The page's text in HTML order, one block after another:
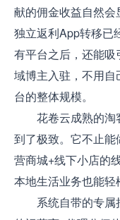
献的佣金收益自然
独立返利App转移已
有平台之后，还能
域博主入驻，不用
台的整体规模。
花卷云成熟的淘
到了极致。它不止
营商城+线下小店的
本地生活业务也能轻
系统自带的专属